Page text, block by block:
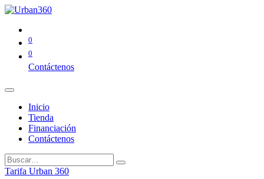
0
0
Contáctenos
Inicio
Tienda
Financiación
Contáctenos
Tarifa Urban 360